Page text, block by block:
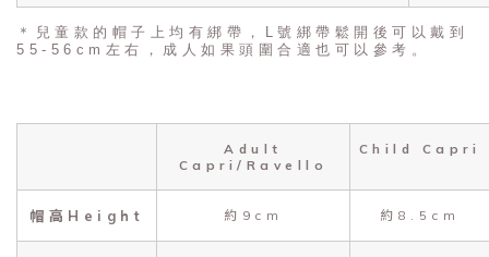
＊兒童款的帽子上均有綁帶，L號綁帶鬆開後可以戴到
55-56cm左右，成人如果頭圍合適也可以參考。
Adult
Capri/Ravello
Child Capri
帽高Height 約9cm 約8.5cm